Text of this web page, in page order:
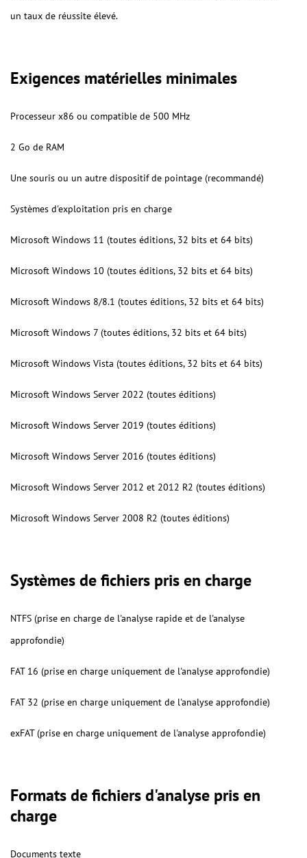
un taux de réussite élevé.
Exigences matérielles minimales
Processeur x86 ou compatible de 500 MHz
2 Go de RAM
Une souris ou un autre dispositif de pointage (recommandé)
Systèmes d'exploitation pris en charge
Microsoft Windows 11 (toutes éditions, 32 bits et 64 bits)
Microsoft Windows 10 (toutes éditions, 32 bits et 64 bits)
Microsoft Windows 8/8.1 (toutes éditions, 32 bits et 64 bits)
Microsoft Windows 7 (toutes éditions, 32 bits et 64 bits)
Microsoft Windows Vista (toutes éditions, 32 bits et 64 bits)
Microsoft Windows Server 2022 (toutes éditions)
Microsoft Windows Server 2019 (toutes éditions)
Microsoft Windows Server 2016 (toutes éditions)
Microsoft Windows Server 2012 et 2012 R2 (toutes éditions)
Microsoft Windows Server 2008 R2 (toutes éditions)
Systèmes de fichiers pris en charge
NTFS (prise en charge de l'analyse rapide et de l'analyse
approfondie)
FAT 16 (prise en charge uniquement de l'analyse approfondie)
FAT 32 (prise en charge uniquement de l'analyse approfondie)
exFAT (prise en charge uniquement de l'analyse approfondie)
Formats de fichiers d'analyse pris en
charge
Documents texte